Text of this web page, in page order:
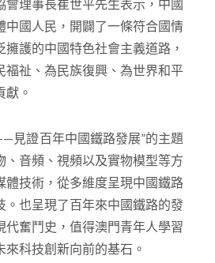
事長崔世平先生表示，中國
中國人民，開闢了一條符合國情
擁護的中國特色社會主義道路，
證百年中國鐵路發展”的主題
、音頻、視頻以及實物模型等方
體技術，從多維度呈現中國鐵路
也呈現了百年來中國鐵路的發